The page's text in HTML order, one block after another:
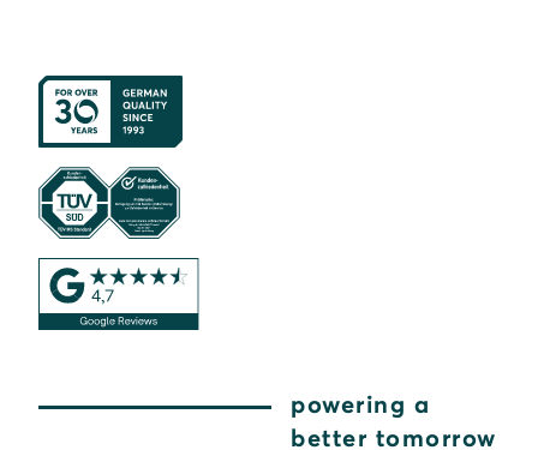
powering a
better tomorrow